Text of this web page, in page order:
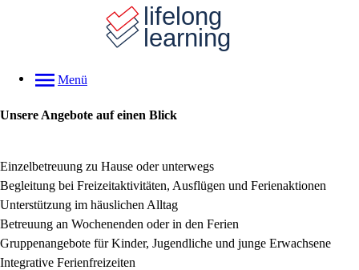
Menü
Unsere Angebote auf einen Blick
Einzelbetreuung zu Hause oder unterwegs
Begleitung bei Freizeitaktivitäten, Ausflügen und Ferienaktionen
Unterstützung im häuslichen Alltag
Betreuung an Wochenenden oder in den Ferien
Gruppenangebote für Kinder, Jugendliche und junge Erwachsene
Integrative Ferienfreizeiten